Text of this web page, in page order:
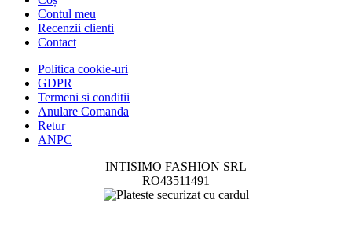
Contul meu
Recenzii clienti
Contact
Politica cookie-uri
GDPR
Termeni si conditii
Anulare Comanda
Retur
ANPC
INTISIMO FASHION SRL
RO43511491